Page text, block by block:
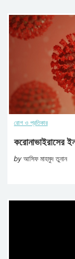
রোগ ও প্রতিকার
করোনাভাইরাসের
byআসিফ মাহমুদ তুনান